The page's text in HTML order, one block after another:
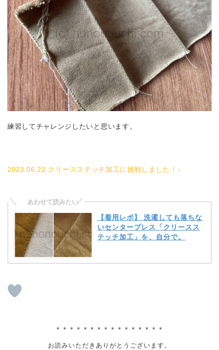
練習してチャレンジしたいと思います。
2023.06.22 クリースステッチ加工に挑戦しました！↓
【着用レポ】 洗濯しても落ちな
いセンタープレス「クリースス
テッチ加工」を、自分で。
＊＊＊＊＊＊＊＊＊＊＊＊＊＊＊＊
お読みいただきありがとうございます。